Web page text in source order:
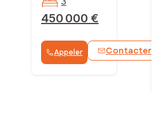
450 000 €
Appeler Contacter